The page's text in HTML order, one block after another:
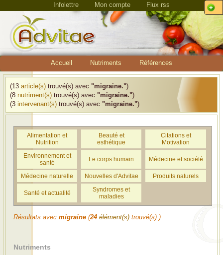
Infolettre Mon compte Flux rss
Accueil Nutriments Références
(13 article(s) trouvé(s) avec "migraine.")
(8 nutriment(s) trouvé(s) avec "migraine.")
(3 intervenant(s) trouvé(s) avec "migraine.")
Alimentation et
Nutrition
Beauté et
esthétique
Citations et
Motivation
Environnement et
santé
Le corps humain Médecine et société
Médecine naturelle Nouvelles d'Advitae Produits naturels
Santé et actualité
Syndromes et
maladies
Résultats avec migraine (24 élément(s) trouvé(s) )
Nutriments